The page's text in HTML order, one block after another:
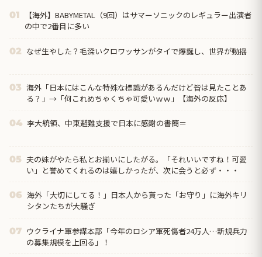
01
【海外】BABYMETAL（9回）はサマーソニックのレギュラー出演者
の中で2番目に多い
02 なぜ生やした？毛深いクロワッサンがタイで爆誕し、世界が動揺
03 海外「日本にはこんな特殊な標識があるんだけど皆は見たことあ
る？」→「何これめちゃくちゃ可愛いｗｗ」【海外の反応】
04 李大統領、中東避難支援で日本に感謝の書簡＝
05 夫の妹がやたら私とお揃いにしたがる。「それいいですね！可愛
い」と誉めてくれるのは嬉しかったが、次に会うと必ず・・・
06 海外「大切にしてる！」日本人から貰った「お守り」に海外キリ
シタンたちが大騒ぎ
07 ウクライナ軍参謀本部「今年のロシア軍死傷者24万人…新規兵力
の募集規模を上回る」！